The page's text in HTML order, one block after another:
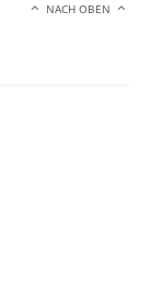
NACH OBEN